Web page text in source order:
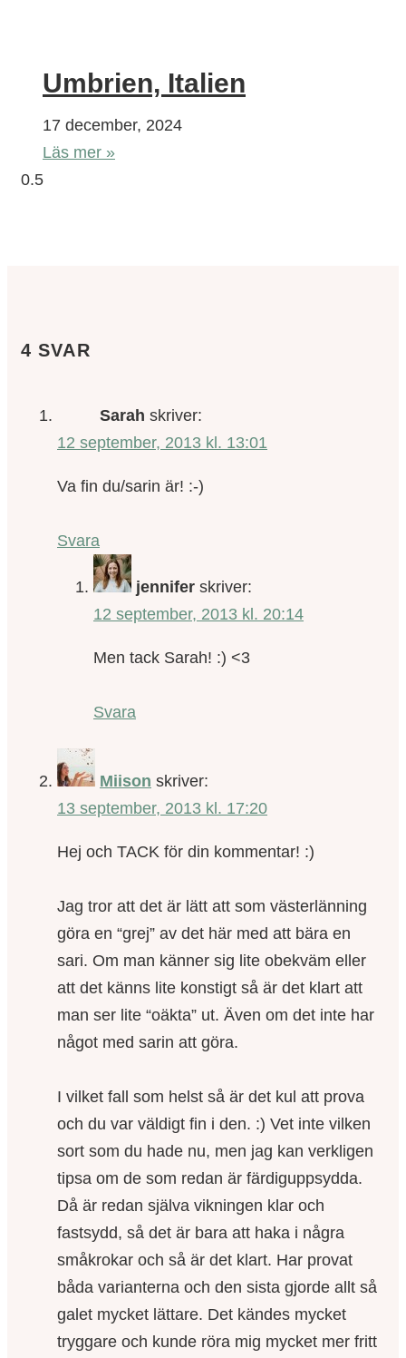
Umbrien, Italien
17 december, 2024
Läs mer »
4 SVAR
Sarah skriver:
12 september, 2013 kl. 13:01
Va fin du/sarin är! :-)
Svara
jennifer skriver:
12 september, 2013 kl. 20:14
Men tack Sarah! :) <3
Svara
Miison skriver:
13 september, 2013 kl. 17:20
Hej och TACK för din kommentar! :)
Jag tror att det är lätt att som västerlänning
göra en “grej” av det här med att bära en
sari. Om man känner sig lite obekväm eller
att det känns lite konstigt så är det klart att
man ser lite “oäkta” ut. Även om det inte har
något med sarin att göra.
I vilket fall som helst så är det kul att prova
och du var väldigt fin i den. :) Vet inte vilken
sort som du hade nu, men jag kan verkligen
tipsa om de som redan är färdiguppsydda.
Då är redan själva vikningen klar och
fastsydd, så det är bara att haka i några
småkrokar och så är det klart. Har provat
båda varianterna och den sista gjorde allt så
galet mycket lättare. Det kändes mycket
tryggare och kunde röra mig mycket mer fritt